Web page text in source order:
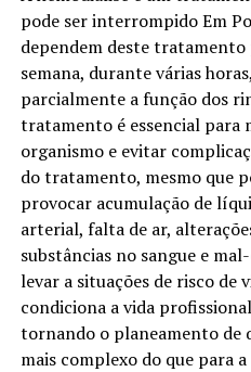
pode ser interrompido Em
dependem deste
semana, durante várias
parcialmente a função dos
tratamento é essencial para
organismo e evitar
do tratamento, mesmo que
provocar acumulação de
arterial, falta de ar,
substâncias no sangue e
levar a situações de risco de
condiciona a vida
tornando o planeamento de
mais complexo do que para